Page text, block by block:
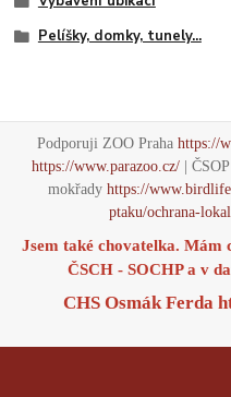
Pelíšky, domky, tunely...
Podporuji ZOO Praha https://
https://www.parazoo.cz/|
mokřady https://
ptaku/ochrana-
Jsem také chovatelka. Mám
ČSCH - SOCHP a v
CHS Osmák Ferda